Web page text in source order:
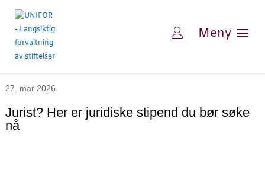
27. mar 2026
Jurist? Her er juridiske stipend du bør søke
nå